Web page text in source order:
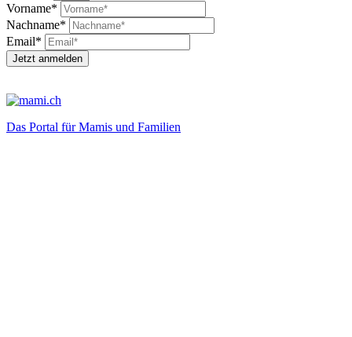
Vorname*
Nachname*
Email*
Jetzt anmelden
Das Portal für Mamis und Familien